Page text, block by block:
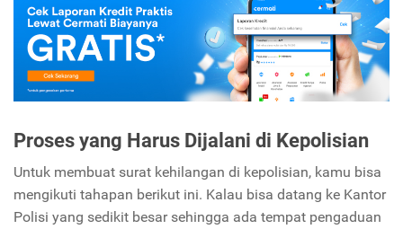
Proses yang Harus Dijalani di Kepolisian
Untuk membuat surat kehilangan di kepolisian, kamu bisa
mengikuti tahapan berikut ini. Kalau bisa datang ke Kantor
Polisi yang sedikit besar sehingga ada tempat pengaduan